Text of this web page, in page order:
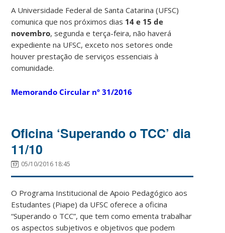
A Universidade Federal de Santa Catarina (UFSC)
comunica que nos próximos dias 14 e 15 de
novembro, segunda e terça-feira, não haverá
expediente na UFSC, exceto nos setores onde
houver prestação de serviços essenciais à
comunidade.
Memorando Circular nº 31/2016
Oficina ‘Superando o TCC’ dia
11/10
05/10/2016 18:45
O Programa Institucional de Apoio Pedagógico aos
Estudantes (Piape) da UFSC oferece a oficina
“Superando o TCC”, que tem como ementa trabalhar
os aspectos subjetivos e objetivos que podem